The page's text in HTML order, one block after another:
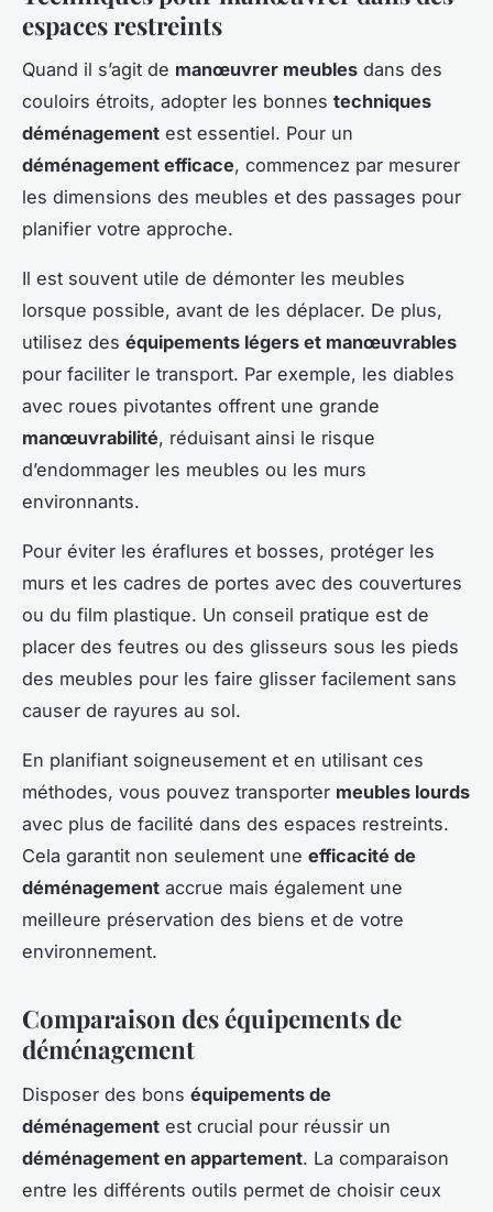
espaces restreints
Quand il s’agit de manœuvrer meubles dans des
couloirs étroits, adopter les bonnes techniques
déménagement est essentiel. Pour un
déménagement efficace, commencez par mesurer
les dimensions des meubles et des passages pour
planifier votre approche.
Il est souvent utile de démonter les meubles
lorsque possible, avant de les déplacer. De plus,
utilisez des équipements légers et manœuvrables
pour faciliter le transport. Par exemple, les diables
avec roues pivotantes offrent une grande
manœuvrabilité, réduisant ainsi le risque
d’endommager les meubles ou les murs
environnants.
Pour éviter les éraflures et bosses, protéger les
murs et les cadres de portes avec des couvertures
ou du film plastique. Un conseil pratique est de
placer des feutres ou des glisseurs sous les pieds
des meubles pour les faire glisser facilement sans
causer de rayures au sol.
En planifiant soigneusement et en utilisant ces
méthodes, vous pouvez transporter meubles lourds
avec plus de facilité dans des espaces restreints.
Cela garantit non seulement une efficacité de
déménagement accrue mais également une
meilleure préservation des biens et de votre
environnement.
Comparaison des équipements de
déménagement
Disposer des bons équipements de
déménagement est crucial pour réussir un
déménagement en appartement. La comparaison
entre les différents outils permet de choisir ceux